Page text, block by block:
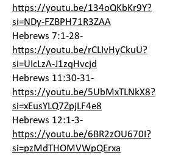
https://youtu.be/134oQKbKr9Y?
si=NDy-FZBPH71R3ZAA
Hebrews 7:1-28-
https://youtu.be/rCLIvHyCkuU?
si=UIcLzA-J1zqHvcjd
Hebrews 11:30-31-
https://youtu.be/5UbMxTLNkX8?
si=xEusYLQ7ZpjLF4e8
Hebrews 12:1-3-
https://youtu.be/6BR2zOU670I?
si=pzMdTHOMVWpQErxa